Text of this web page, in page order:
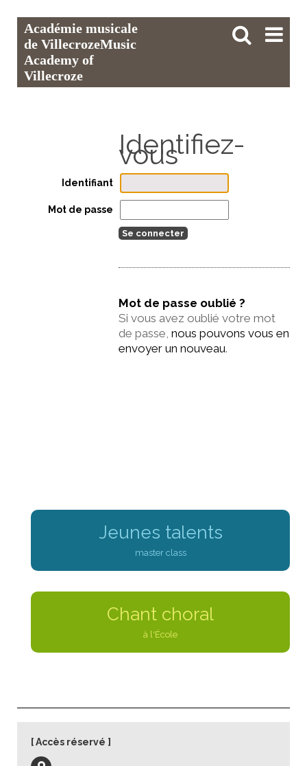
contenu.
Aller
navigation
personnels
Académie musicale
de VillecrozeMusic
Academy of
Villecroze

avancée…
Identifiant
Mot de passe
Mot de passe oublié ?
Si vous avez oublié votre mot
de passe, nous pouvons vous en
envoyer un nouveau.
Jeunes talents
master class
Chant choral
à l'École
Accès réservé